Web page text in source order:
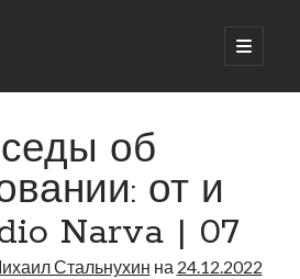
отрыть
об
от и
Narva | 07
Стальнухин на 24.12.2022